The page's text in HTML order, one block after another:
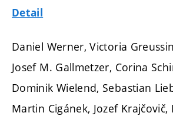
Detail
Daniel Werner, Victoria
Josef M. Gallmetzer, Corina
Dominik Wielend, Sebastian
Martin Cigánek, Jozef